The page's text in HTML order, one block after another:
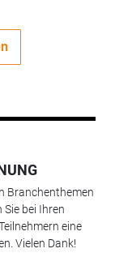
Branchenthemen
bei Ihren
eine
Vielen Dank!